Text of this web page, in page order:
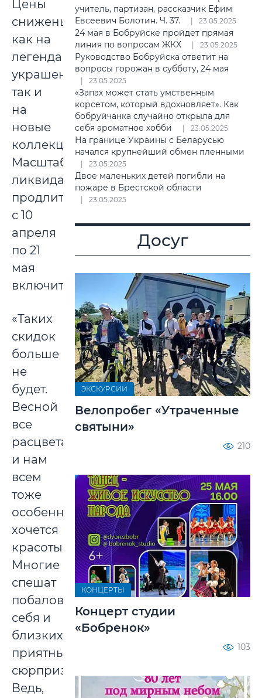
Цены
снижены
как на
легендарные
украшения,
так и
на
новые
коллекции.
Масштабная
ликвидация
продлится
с 10
апреля
по 21
мая
включительно.
«Таких
скидок
больше
не
будет.
Весной
все
расцветает
и нам
всем
тоже
особенно
хочется
красоты.
Многие
спешат
побаловать
себя и
близких
приятными
сюрпризами.
Ведь,
учитель, партизан, рассказчик Ефим
Евсеевич Болотин. Ч. 37.
23.05.2025
24 мая в Бобруйске пройдет прямая
линия по вопросам ЖКХ
23.05.2025
Руководство Бобруйска ответит на
вопросы горожан в субботу, 24 мая
23.05.2025
«Запах может стать умственным
корсетом, который вдохновляет». Как
бобруйчанка случайно открыла для
себя ароматное хобби
23.05.2025
На границе Украины с Беларусью
начался крупнейший обмен пленными
23.05.2025
Двое маленьких детей погибли на
пожаре в Брестской области
23.05.2025
Досуг
ЭКСКУРСИИ
Велопробег «Утраченные
святыни»
210
КОНЦЕРТЫ
Концерт студии
«Бобренок»
103